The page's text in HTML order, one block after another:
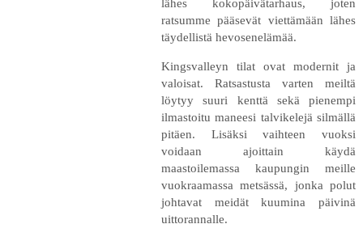
lähes kokopäivätarhaus, joten
ratsumme pääsevät viettämään lähes
täydellistä hevosenelämää.
Kingsvalleyn tilat ovat modernit ja
valoisat. Ratsastusta varten meiltä
löytyy suuri kenttä sekä pienempi
ilmastoitu maneesi talvikelejä silmällä
pitäen. Lisäksi vaihteen vuoksi
voidaan ajoittain käydä
maastoilemassa kaupungin meille
vuokraamassa metsässä, jonka polut
johtavat meidät kuumina päivinä
uittorannalle.